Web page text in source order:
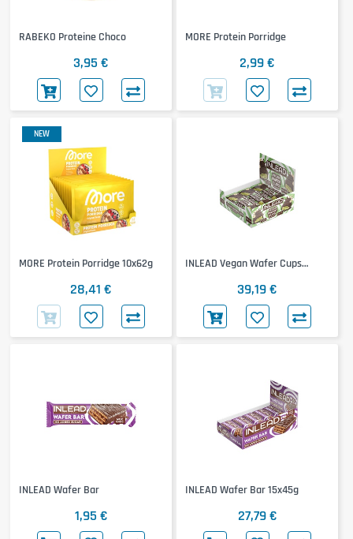
RABEKO Proteine Choco
3,95 €
MORE Protein Porridge
2,99 €
NEW
MORE Protein Porridge 10x62g
28,41 €
INLEAD Vegan Wafer Cups
39,19 €
INLEAD Wafer Bar
1,95 €
INLEAD Wafer Bar 15x45g
27,79 €